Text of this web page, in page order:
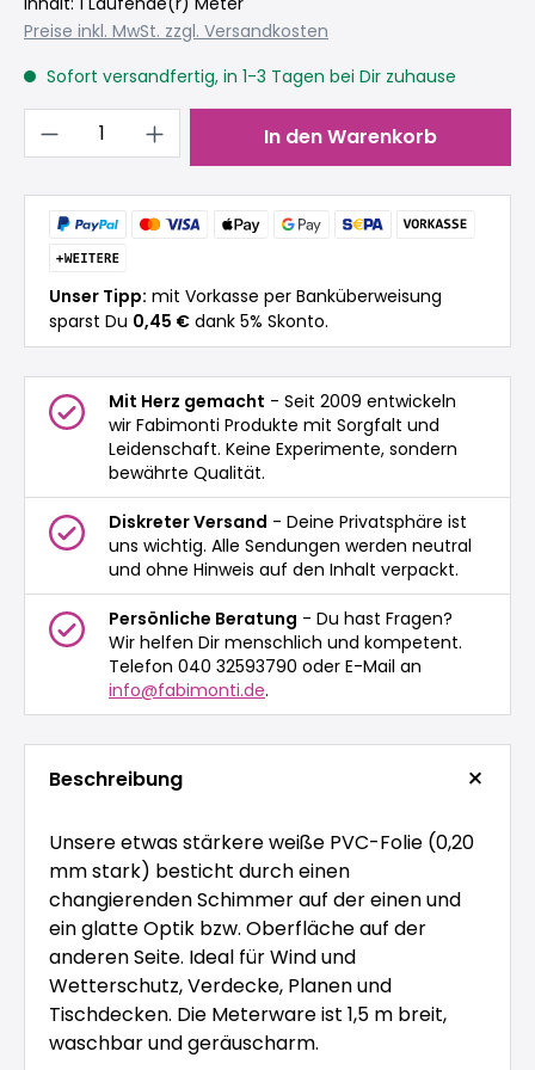
Preise inkl. MwSt. zzgl. Versandkosten
Sofort versandfertig, in 1-3 Tagen bei Dir zuhause
Produkt Anzahl: Gib den
In den Warenkorb
Unser Tipp: mit Vorkasse per Banküberweisung
sparst Du 0,45 € dank 5% Skonto.
Mit Herz gemacht - Seit 2009 entwickeln
wir Fabimonti Produkte mit Sorgfalt und
Leidenschaft. Keine Experimente, sondern
bewährte Qualität.
Diskreter Versand - Deine Privatsphäre ist
uns wichtig. Alle Sendungen werden neutral
und ohne Hinweis auf den Inhalt verpackt.
Persönliche Beratung - Du hast Fragen?
Wir helfen Dir menschlich und kompetent.
Telefon 040 32593790 oder E-Mail an
info@fabimonti.de.
Beschreibung
Unsere etwas stärkere weiße PVC-Folie (0,20
mm stark) besticht durch einen
changierenden Schimmer auf der einen und
ein glatte Optik bzw. Oberfläche auf der
anderen Seite. Ideal für Wind und
Wetterschutz, Verdecke, Planen und
Tischdecken. Die Meterware ist 1,5 m breit,
waschbar und geräuscharm.